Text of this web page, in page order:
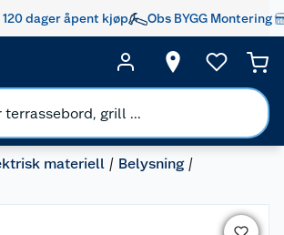
120 dager åpent kjøp Obs BYGG Montering
materiell
Belysning